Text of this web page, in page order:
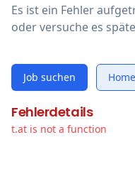
Es ist ein Fehler
oder versuche es
Job suchen Home
Fehlerdetails
t.at is not a function